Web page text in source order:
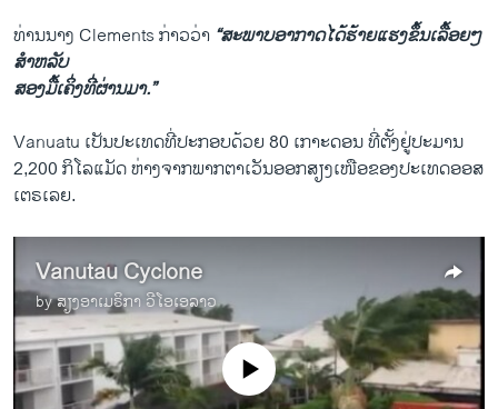
ທ່ານ​ນາງ Clements ກ່າວ​ວ່າ “ສະພາບ​ອາກາດ​ໄດ້​ຮ້າຍ​ແຮງ​ຂຶ້ນ​ເລື້ອຍໆ
ສຳ​ຫລັບ
ສອງ​ມື້​ເຄິ່ງທີ່​ຜ່ານ​ມາ.”
Vanuatu ​ເປັນປະ​ເທດ​ທີ່ປະກອບດ້ວຍ 80 ​ເກາະ​ດອນ ທີ່​ຕັ້ງຢູ່​ປະມານ
2,200 ກິ​ໂລແມັດ ຫ່າງ​ຈາກ​ພາກ​ຕາ​ເວັນ​ອອກສຽງ​ເໜືອ​ຂອງ​ປະ​ເທດ​ອອສ​
ເຕຣ​ເ​ລຍ.
Vanutau Cyclone
byສຽງອາເມຣິກາ ວີໂອເອລາວ
No media source currently available